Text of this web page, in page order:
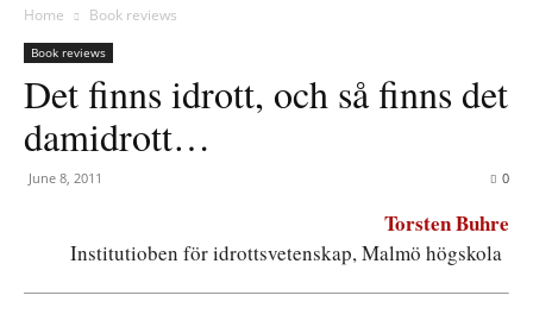
Home Book reviews
Book reviews
Det finns idrott, och så finns det
damidrott…
June 8, 2011 0
Torsten Buhre
Institutioben för idrottsvetenskap, Malmö högskola